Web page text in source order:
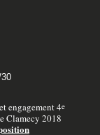
engagement 4e
Clamecy 2018